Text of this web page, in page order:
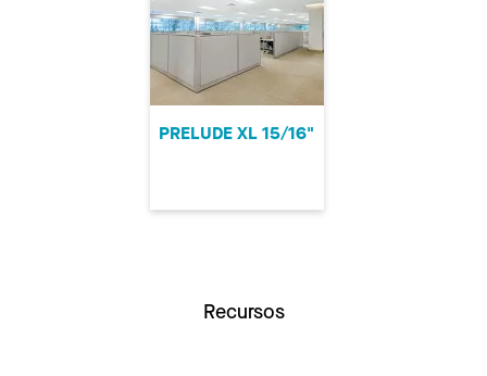
PRELUDE XL 15/16"
Recursos